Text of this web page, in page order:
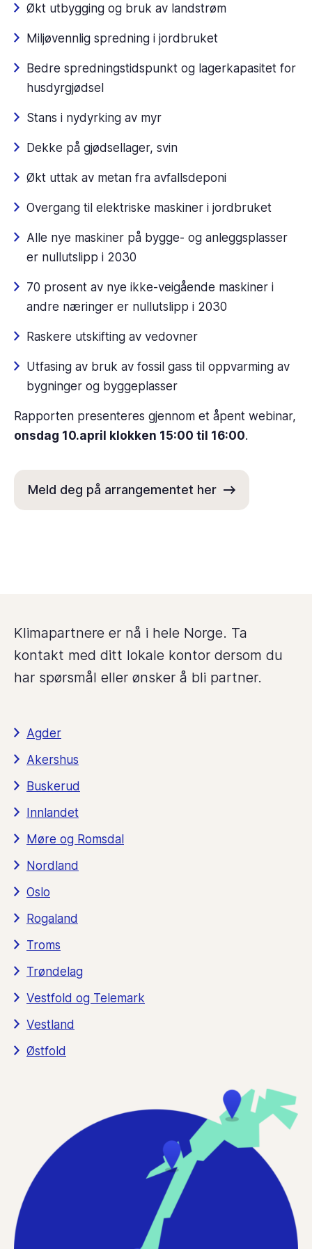
Økt utbygging og bruk av landstrøm
Miljøvennlig spredning i jordbruket
Bedre spredningstidspunkt og lagerkapasitet for
husdyrgjødsel
Stans i nydyrking av myr
Dekke på gjødsellager, svin
Økt uttak av metan fra avfallsdeponi
Overgang til elektriske maskiner i jordbruket
Alle nye maskiner på bygge- og anleggsplasser
er nullutslipp i 2030
70 prosent av nye ikke-veigående maskiner i
andre næringer er nullutslipp i 2030
Raskere utskifting av vedovner
Utfasing av bruk av fossil gass til oppvarming av
bygninger og byggeplasser
Rapporten presenteres gjennom et åpent webinar,
onsdag 10.april klokken 15:00 til 16:00.
Meld deg på arrangementet her
Klimapartnere er nå i hele Norge. Ta
kontakt med ditt lokale kontor dersom du
har spørsmål eller ønsker å bli partner.
Agder
Akershus
Buskerud
Innlandet
Møre og Romsdal
Nordland
Oslo
Rogaland
Troms
Trøndelag
Vestfold og Telemark
Vestland
Østfold